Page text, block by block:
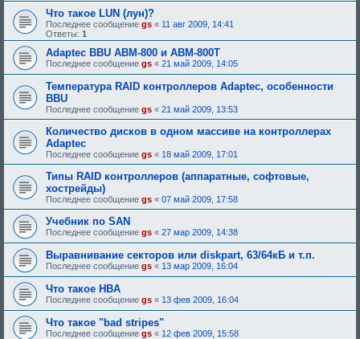
Что такое LUN (лун)?
Последнее сообщение gs « 11 авг 2009, 14:41
Ответы: 1
Adaptec BBU ABM-800 и ABM-800T
Последнее сообщение gs « 21 май 2009, 14:05
Температура RAID контроллеров Adaptec, особенности
BBU
Последнее сообщение gs « 21 май 2009, 13:53
Количество дисков в одном массиве на контроллерах
Adaptec
Последнее сообщение gs « 18 май 2009, 17:01
Типы RAID контроллеров (аппаратные, софтовые,
хострейды)
Последнее сообщение gs « 07 май 2009, 17:58
Учебник по SAN
Последнее сообщение gs « 27 мар 2009, 14:38
Выравнивание секторов или diskpart, 63/64кБ и т.п.
Последнее сообщение gs « 13 мар 2009, 16:04
Что такое HBA
Последнее сообщение gs « 13 фев 2009, 16:04
Что такое "bad stripes"
Последнее сообщение gs « 12 фев 2009, 15:58